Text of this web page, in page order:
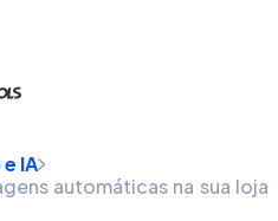
IA
automáticas na sua loja